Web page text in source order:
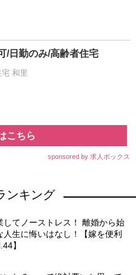
/日勤のみ/高齢者住宅
和里
こちら
sponsored by 求人ボックス
ンキング
してノーストレス！ 離婚から始
人生に悔いはなし！【嫁を便利
】